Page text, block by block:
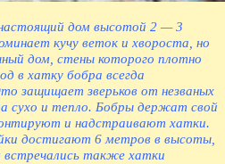
дом высотой 2 — 3
кучу веток и хвороста, но
дом, стены которого плотно
в хатку бобра всегда
защищает зверьков от незваных
сухо и тепло. Бобры держат свой
и надстраивают хатки.
достигают 6 метров в высоты,
встречались также хатки